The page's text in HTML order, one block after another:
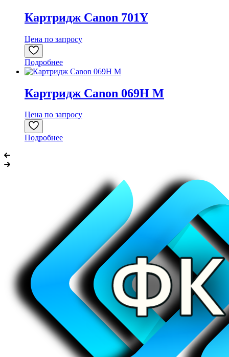
Картридж Canon 701Y
Цена по запросу
Подробнее
Картридж Canon 069H M
Цена по запросу
Подробнее